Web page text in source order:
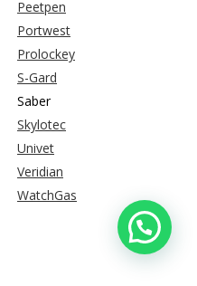
Peetpen
Portwest
Prolockey
S-Gard
Saber
Skylotec
Univet
Veridian
WatchGas